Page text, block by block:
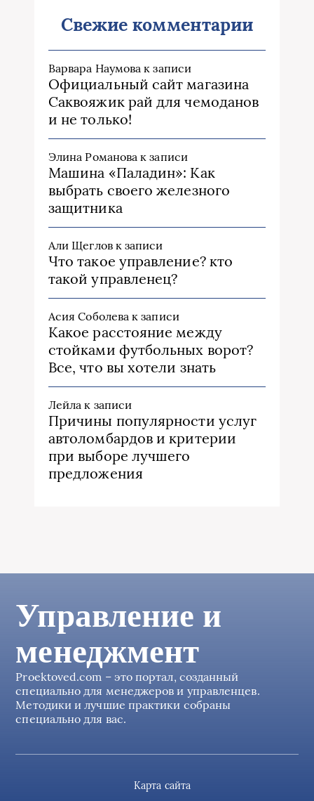
Свежие комментарии
Варвара Наумова к записи
Официальный сайт магазина
Саквояжик рай для чемоданов
и не только!
Элина Романова к записи
Машина «Паладин»: Как
выбрать своего железного
защитника
Али Щегловк записи
Что такое управление? кто
такой управленец?
Асия Соболева к записи
Какое расстояние между
стойками футбольных ворот?
Все, что вы хотели знать
Лейла к записи
Причины популярности услуг
автоломбардов и критерии
при выборе лучшего
предложения
Управление и
менеджмент
Proektoved.com – это портал, созданный
специально для менеджеров и управленцев.
Методики и лучшие практики собраны
специально для вас.
Карта сайта